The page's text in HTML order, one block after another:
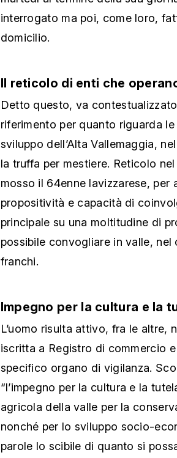
interrogato ma poi, come loro,
domicilio.
Il reticolo di enti che
Detto questo, va
riferimento per quanto riguarda
sviluppo dell’Alta Vallemaggia,
la truffa per mestiere. Reticolo
mosso il 64enne lavizzarese,
propositività e capacità di
principale su una moltitudine di
possibile convogliare in valle,
franchi.
Impegno per la cultura e la
L’uomo risulta attivo, fra le altre,
iscritta a Registro di commercio
specifico organo di vigilanza.
“l’impegno per la cultura e la
agricola della valle per la
nonché per lo sviluppo socio-
parole lo scibile di quanto si